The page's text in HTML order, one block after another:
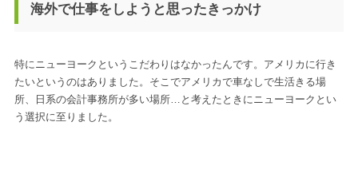
海外で仕事をしようと思ったきっかけ
特にニューヨークというこだわりはなかったんです。アメリカに行き
たいというのはありました。そこでアメリカで車なしで生活きる場
所、日系の会計事務所が多い場所…と考えたときにニューヨークとい
う選択に至りました。